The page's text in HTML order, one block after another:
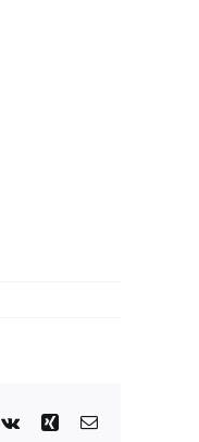
Vk Xing Correo